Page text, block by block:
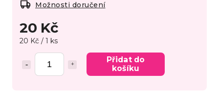
20 Kč
20 Kč / 1 ks
Přidat do
košíku
Možnosti doručení